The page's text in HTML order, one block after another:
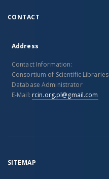
CONTACT
Address
Contact Information:
Consortium of Scientific Libraries
Database Administrator
E-Mail: rcin.org.pl@gmail.com
SITEMAP